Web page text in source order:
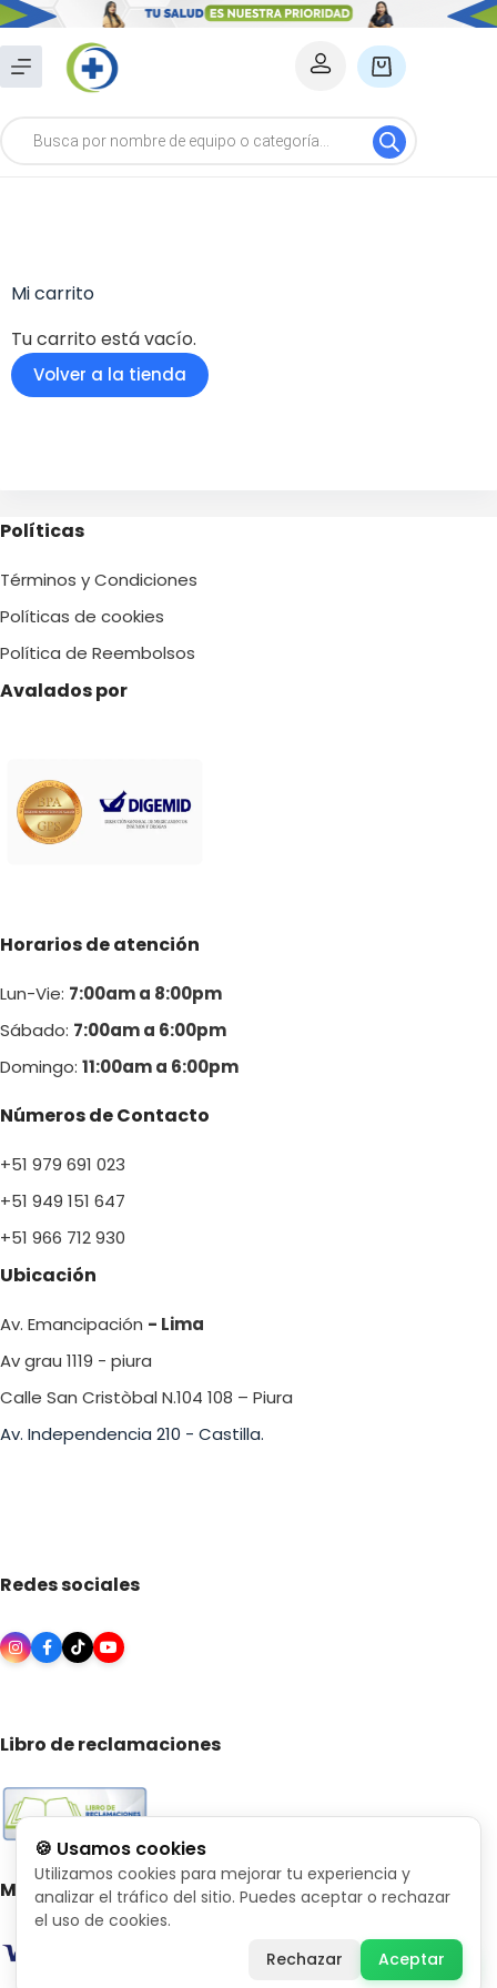
Saltar
al
contenido
Carro
compra
Mi carrito
Tu carrito está vacío.
Volver a la tienda
Políticas
Términos y Condiciones
Políticas de cookies
Política de Reembolsos
Avalados por
Horarios de atención
Lun-Vie: 7:00am a 8:00pm
Sábado: 7:00am a 6:00pm
Domingo: 11:00am a 6:00pm
Números de Contacto
+51 979 691 023
+51 949 151 647
+51 966 712 930
Ubicación
Av. Emancipación - Lima
Av grau 1119 - piura
Calle San Cristòbal N.104 108 – Piura
Av. Independencia 210 - Castilla.
Redes sociales
Libro de reclamaciones
Medios de pago
🍪 Usamos cookies
Utilizamos cookies para mejorar tu experiencia y
analizar el tráfico del sitio. Puedes aceptar o rechazar
el uso de cookies.
Rechazar
Aceptar